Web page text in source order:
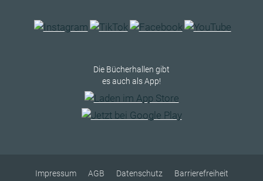
Die Bücherhallen gibt
es auch als App!
Impressum AGB Datenschutz Barrierefreiheit